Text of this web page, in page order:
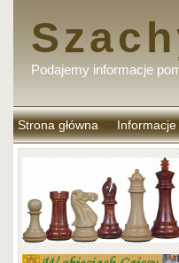
Podajemy informacje
Strona główna Informacje